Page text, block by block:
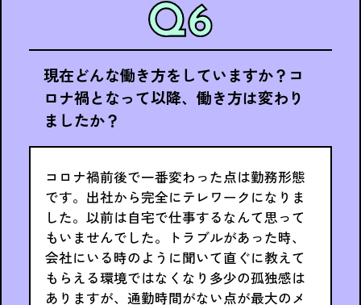
現在どんな働き方をしていますか？コ
ロナ禍となって以降、働き方は変わり
ましたか？
コロナ禍前後で一番変わった点は勤務形態
です。出社から完全にテレワークになりま
した。以前は自宅で仕事するなんて思って
もいませんでした。トラブルがあった時、
会社にいる時のように聞いて直ぐに教えて
もらえる環境ではなくなり多少の孤独感は
ありますが、通勤時間がない点が最大のメ